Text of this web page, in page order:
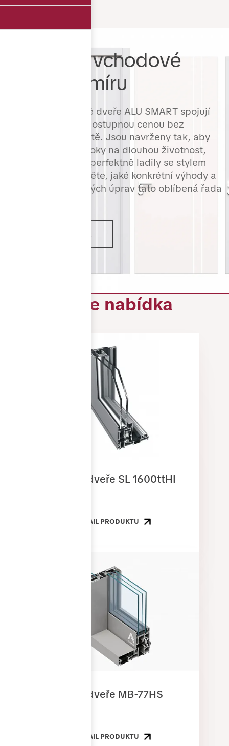
Hliníkové vchodové
dveře na míru
Hliníkové vchodové dveře ALU SMART spojují
moderní design s dostupnou cenou bez
kompromisů v kvalitě. Jsou navrženy tak, aby
splnily nejvyšší nároky na dlouhou životnost,
snadnou údržbu a perfektně ladily se stylem
vašeho domu. Zjistěte, jaké konkrétní výhody a
možnosti povrchových úprav tato oblíbená řada
Naše nabídka
Posuvné dveře SL 1600ttHI
DETAIL PRODUKTU
Posuvné dveře MB-77HS
DETAIL PRODUKTU